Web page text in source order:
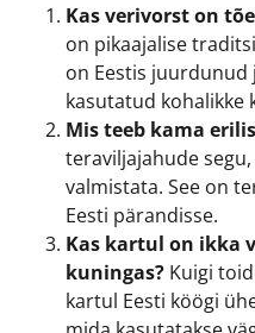
Kas verivorst on
on pikaajalise
on Eestis juurdunud
kasutatud kohalikke
Mis teeb kama
teraviljajahude
valmistata. See on
Eesti pärandisse.
Kas kartul on ikka
kuningas? Kuigi
kartul Eesti köögi